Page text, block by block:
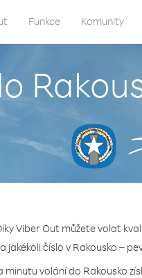
Funkce Komunity
Viber Out můžete volat
jakékoli číslo v Rakousko –
minutu volání do Rakousko